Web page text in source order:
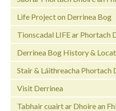
Life Project on Derrinea Bog
Tionscadal LIFE ar Phortach
Derrinea Bog History &
Stair & Láithreacha Phortach
Visit Derrinea
Tabhair cuairt ar Dhoire an